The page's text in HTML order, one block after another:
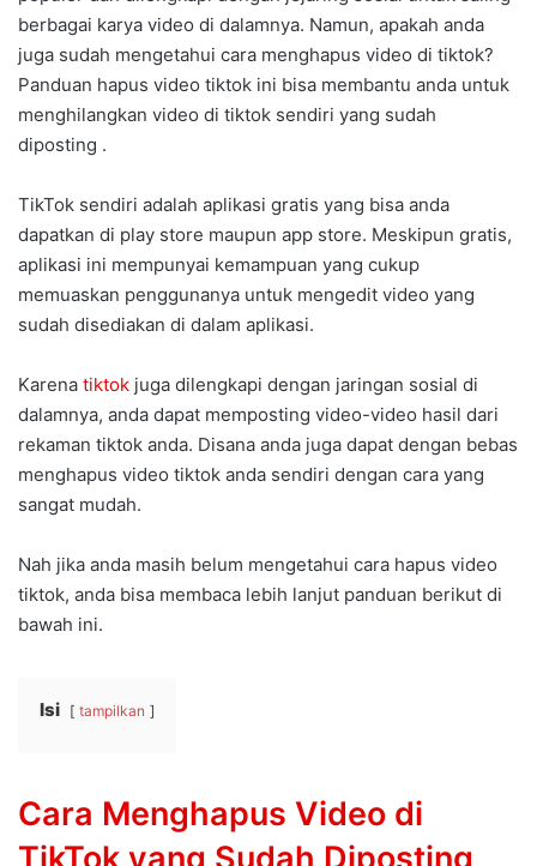
berbagai karya video di dalamnya. Namun, apakah anda
juga sudah mengetahui cara menghapus video di tiktok?
Panduan hapus video tiktok ini bisa membantu anda untuk
menghilangkan video di tiktok sendiri yang sudah
diposting .
TikTok sendiri adalah aplikasi gratis yang bisa anda
dapatkan di play store maupun app store. Meskipun gratis,
aplikasi ini mempunyai kemampuan yang cukup
memuaskan penggunanya untuk mengedit video yang
sudah disediakan di dalam aplikasi.
Karena tiktok juga dilengkapi dengan jaringan sosial di
dalamnya, anda dapat memposting video-video hasil dari
rekaman tiktok anda. Disana anda juga dapat dengan bebas
menghapus video tiktok anda sendiri dengan cara yang
sangat mudah.
Nah jika anda masih belum mengetahui cara hapus video
tiktok, anda bisa membaca lebih lanjut panduan berikut di
bawah ini.
Isi tampilkan
Cara Menghapus Video di